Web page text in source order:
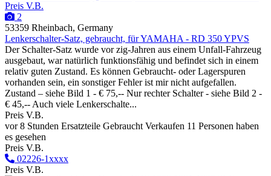
Preis V.B.
2
53359 Rheinbach, Germany
Lenkerschalter-Satz, gebraucht, für YAMAHA - RD 350 YPVS
Der Schalter-Satz wurde vor zig-Jahren aus einem Unfall-Fahrzeug
ausgebaut, war natürlich funktionsfähig und befindet sich in einem
relativ guten Zustand. Es können Gebraucht- oder Lagerspuren
vorhanden sein, ein sonstiger Fehler ist mir nicht aufgefallen.
Zustand – siehe Bild 1 - € 75,-- Nur rechter Schalter - siehe Bild 2 -
€ 45,-- Auch viele Lenkerschalte...
Preis V.B.
vor 8 Stunden Ersatzteile Gebraucht Verkaufen 11 Personen haben
es gesehen
Preis V.B.
02226-1xxxx
Preis V.B.